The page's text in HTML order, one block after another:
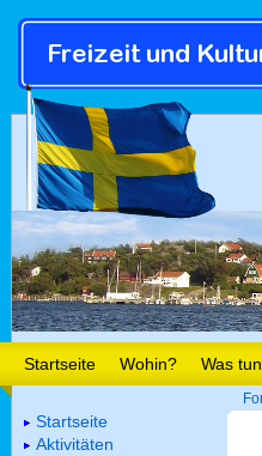
Startseite Wohin? Was
Startseite
Aktivitäten